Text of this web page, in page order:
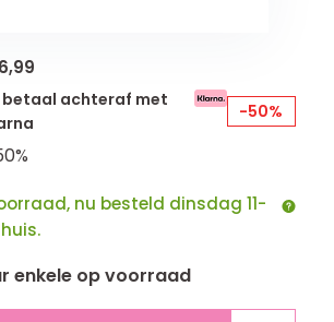
achteraf met
-50%
nu besteld dinsdag 11-
enkele op voorraad